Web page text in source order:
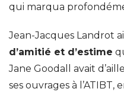
qui marqua
Jean-Jacques Landrot
d’amitié et d’estime
Jane Goodall avait
ses ouvrages à